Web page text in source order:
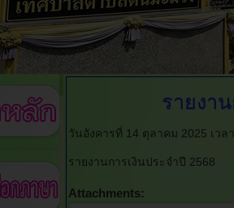
รายงา
วันอังคารที่ 14 ตุลาคม 2025 เวล
รายงานการเงินประจำปี 2568
Attachments: